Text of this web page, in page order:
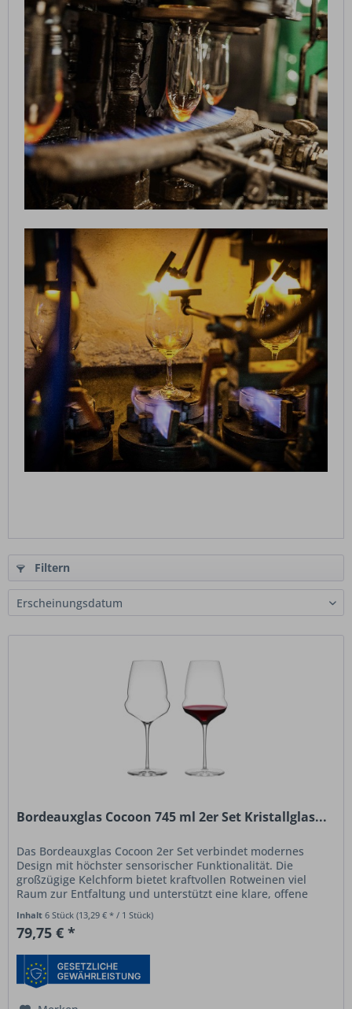
Filtern
Bordeauxglas Cocoon 745 ml 2er Set Kristallglas...
Das Bordeauxglas Cocoon 2er Set verbindet modernes
Design mit höchster sensorischer Funktionalität. Die
großzügige Kelchform bietet kraftvollen Rotweinen viel
Raum zur Entfaltung und unterstützt eine klare, offene
Inhalt6 Stück(13,29 € * / 1 Stück)
79,75 € *